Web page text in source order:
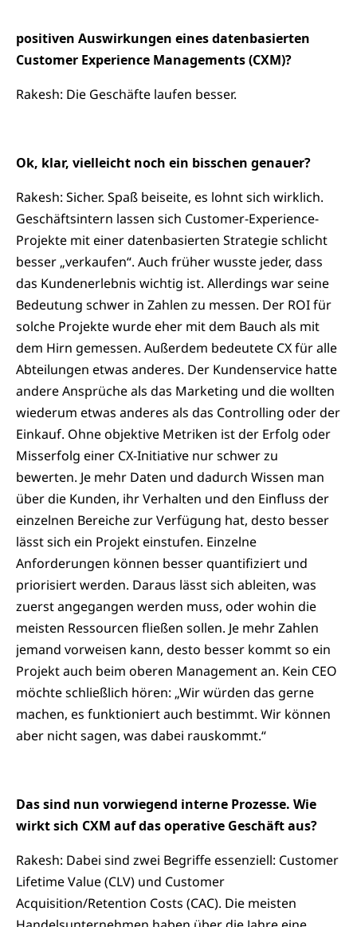
positiven Auswirkungen eines datenbasierten
Customer Experience Managements (CXM)?
Rakesh: Die Geschäfte laufen besser.
Ok, klar, vielleicht noch ein bisschen genauer?
Rakesh: Sicher. Spaß beiseite, es lohnt sich wirklich.
Geschäftsintern lassen sich Customer-Experience-
Projekte mit einer datenbasierten Strategie schlicht
besser „verkaufen“. Auch früher wusste jeder, dass
das Kundenerlebnis wichtig ist. Allerdings war seine
Bedeutung schwer in Zahlen zu messen. Der ROI für
solche Projekte wurde eher mit dem Bauch als mit
dem Hirn gemessen. Außerdem bedeutete CX für alle
Abteilungen etwas anderes. Der Kundenservice hatte
andere Ansprüche als das Marketing und die wollten
wiederum etwas anderes als das Controlling oder der
Einkauf. Ohne objektive Metriken ist der Erfolg oder
Misserfolg einer CX-Initiative nur schwer zu
bewerten. Je mehr Daten und dadurch Wissen man
über die Kunden, ihr Verhalten und den Einfluss der
einzelnen Bereiche zur Verfügung hat, desto besser
lässt sich ein Projekt einstufen. Einzelne
Anforderungen können besser quantifiziert und
priorisiert werden. Daraus lässt sich ableiten, was
zuerst angegangen werden muss, oder wohin die
meisten Ressourcen fließen sollen. Je mehr Zahlen
jemand vorweisen kann, desto besser kommt so ein
Projekt auch beim oberen Management an. Kein CEO
möchte schließlich hören: „Wir würden das gerne
machen, es funktioniert auch bestimmt. Wir können
aber nicht sagen, was dabei rauskommt.“
Das sind nun vorwiegend interne Prozesse. Wie
wirkt sich CXM auf das operative Geschäft aus?
Rakesh: Dabei sind zwei Begriffe essenziell: Customer
Lifetime Value (CLV) und Customer
Acquisition/Retention Costs (CAC). Die meisten